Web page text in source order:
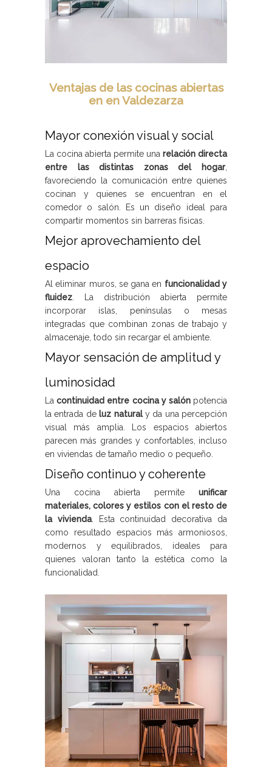
Ventajas de las cocinas abiertas
en en Valdezarza
Mayor conexión visual y social
La cocina abierta permite una relación directa
entre las distintas zonas del hogar,
favoreciendo la comunicación entre quienes
cocinan y quienes se encuentran en el
comedor o salón. Es un diseño ideal para
compartir momentos sin barreras físicas.
Mejor aprovechamiento del
espacio
Al eliminar muros, se gana en funcionalidad y
fluidez . La distribución abierta permite
incorporar islas, penínsulas o mesas
integradas que combinan zonas de trabajo y
almacenaje, todo sin recargar el ambiente.
Mayor sensación de amplitud y
luminosidad
Lacontinuidad entre cocina y salónpotencia
la entrada de luz naturaly da una percepción
visual más amplia. Los espacios abiertos
parecen más grandes y confortables, incluso
en viviendas de tamaño medio o pequeño.
Diseño continuo y coherente
Una cocina abierta permite unificar
materiales, colores y estilos con el resto de
la vivienda. Esta continuidad decorativa da
como resultado espacios más armoniosos,
modernos y equilibrados, ideales para
quienes valoran tanto la estética como la
funcionalidad.